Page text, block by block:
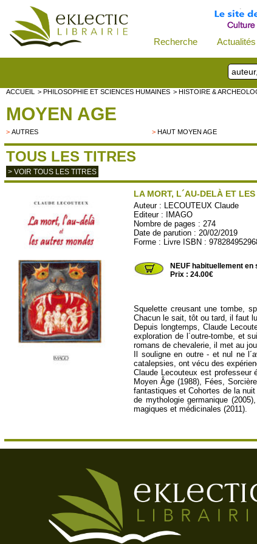
Recherche Actualités
ACCUEIL > PHILOSOPHIE ET SCIENCES HUMAINES > HISTOIRE &
MOYEN AGE
> AUTRES >HAUT MOYEN AGE
TOUS LES TITRES
> VOIR TOUS LES TITRES
LA MORT, L´AU-DELÀ ET
Auteur : LECOUTEUX Claude
Editeur :
IMAGO
Nombre de pages : 274
Date de parution : 20/02/2019
Forme : Livre ISBN :
NEUF habituellement en
Prix : 24.00€
Squelette creusant une tombe,
Chacun le sait, tôt ou tard, il faut
Depuis longtemps, Claude
exploration de l´outre-tombe, et
romans de chevalerie, il met au
Il souligne en outre - et nul ne
catalepsies, ont vécu des
Claude Lecouteux est
Moyen Âge (1988), Fées,
fantastiques et Cohortes de la
de mythologie germanique
magiques et médicinales (2011).